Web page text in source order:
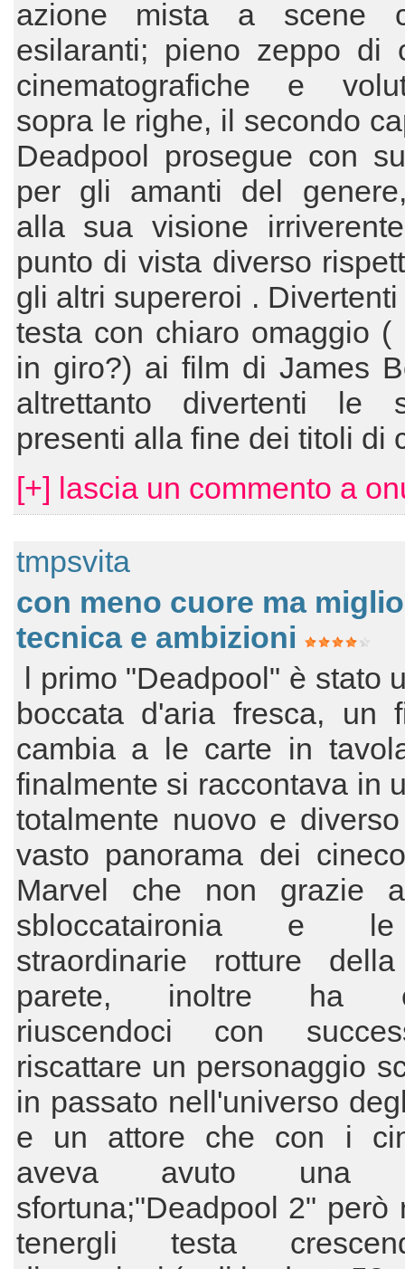
azione mista a scene
esilaranti; pieno zeppo di
cinematografiche e
sopra le righe, il secondo
Deadpool prosegue con
per gli amanti del
alla sua visione
punto di vista diverso
gli altri supereroi .
testa con chiaro omaggio (
in giro?) ai film di James
altrettanto divertenti le
presenti alla fine dei titoli di
[+] lascia un commento a
tmpsvita
con meno cuore ma
tecnica e ambizioni
l primo "Deadpool" è stato
boccata d'aria fresca, un
cambia a le carte in
finalmente si raccontava in
totalmente nuovo e
vasto panorama dei
Marvel che non grazie
sbloccataironia e
straordinarie rotture
parete, inoltre ha
riuscendoci con
riscattare un personaggio
in passato nell'universo
e un attore che con i
aveva avuto una
sfortuna;"Deadpool 2" però
tenergli testa